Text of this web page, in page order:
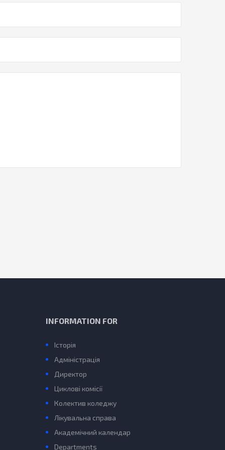
INFORMATION FOR
Історія
Адміністрація
Директор
Циклові комісії
Колектив коледжу
Лікувальна справа
Академічний календар
Departments